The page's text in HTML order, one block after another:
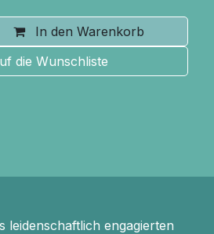
In den Warenkorb
die Wunschliste
leidenschaftlich engagierten